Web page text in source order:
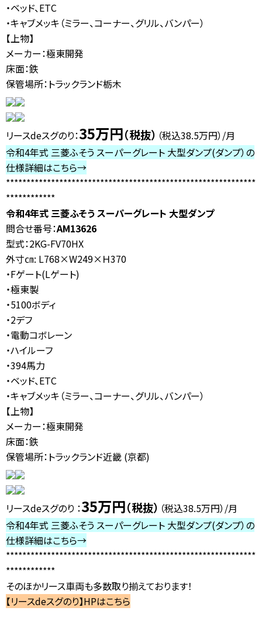
・ベッド、ETC
・キャブメッキ（ミラー、コーナー、グリル、バンパー）
【上物】
メーカー：極東開発
床面：鉄
保管場所：トラックランド栃木
リースdeスグのり：35万円（税抜） （税込38.5万円）/月
令和4年式 三菱ふそう スーパーグレート 大型ダンプ(ダンプ）の
仕様詳細はこちら→
*************************************************************
************
令和4年式 三菱ふそう スーパーグレート 大型ダンプ
問合せ番号：AM13626
型式：2KG-FV70HX
外寸㎝: L768×W249×Ｈ370
・Fゲート(Lゲート)
・極東製
・5100ボディ
・2デフ
・電動コボレーン
・ハイルーフ
・394馬力
・ベッド、ETC
・キャブメッキ（ミラー、コーナー、グリル、バンパー）
【上物】
メーカー：極東開発
床面：鉄
保管場所：トラックランド近畿 (京都)
リースdeスグのり ：35万円（税抜） （税込38.5万円）/月
令和4年式 三菱ふそう スーパーグレート 大型ダンプ(ダンプ）の
仕様詳細はこちら→
*************************************************************
************
そのほかリース車両も多数取り揃えております！
【リースdeスグのり】HPはこちら